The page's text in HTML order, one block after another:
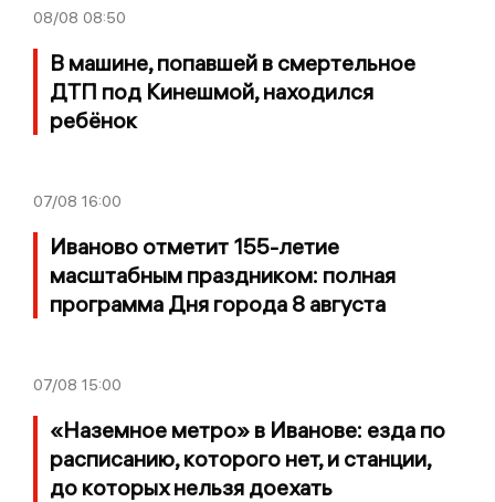
08/08 08:50
В машине, попавшей в смертельное
ДТП под Кинешмой, находился
ребёнок
07/08 16:00
Иваново отметит 155-летие
масштабным праздником: полная
программа Дня города 8 августа
07/08 15:00
«Наземное метро» в Иванове: езда по
расписанию, которого нет, и станции,
до которых нельзя доехать